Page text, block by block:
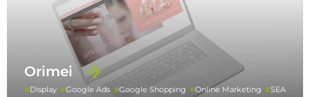
Orimei
Display Google Ads Google Shopping Online Marketing
SEA